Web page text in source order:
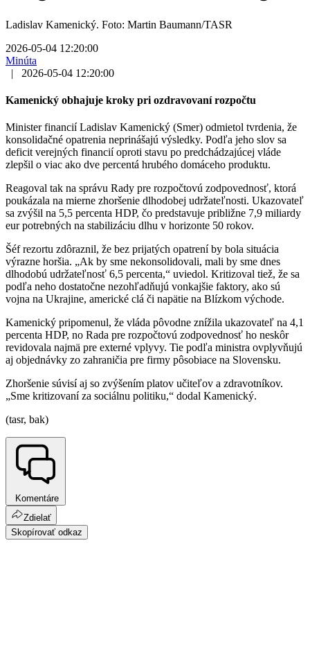
Ladislav Kamenický. Foto: Martin Baumann/TASR
2026-05-04 12:20:00
Minúta
|
2026-05-04 12:20:00
Kamenický obhajuje kroky pri ozdravovaní rozpočtu
Minister financií Ladislav Kamenický (Smer) odmietol tvrdenia, že
konsolidačné opatrenia neprinášajú výsledky. Podľa jeho slov sa
deficit verejných financií oproti stavu po predchádzajúcej vláde
zlepšil o viac ako dve percentá hrubého domáceho produktu.
Reagoval tak na správu Rady pre rozpočtovú zodpovednosť, ktorá
poukázala na mierne zhoršenie dlhodobej udržateľnosti. Ukazovateľ
sa zvýšil na 5,5 percenta HDP, čo predstavuje približne 7,9 miliardy
eur potrebných na stabilizáciu dlhu v horizonte 50 rokov.
Šéf rezortu zdôraznil, že bez prijatých opatrení by bola situácia
výrazne horšia. „Ak by sme nekonsolidovali, mali by sme dnes
dlhodobú udržateľnosť 6,5 percenta,“ uviedol. Kritizoval tiež, že sa
podľa neho dostatočne nezohľadňujú vonkajšie faktory, ako sú
vojna na Ukrajine, americké clá či napätie na Blízkom východe.
Kamenický pripomenul, že vláda pôvodne znížila ukazovateľ na 4,1
percenta HDP, no Rada pre rozpočtovú zodpovednosť ho neskôr
revidovala najmä pre externé vplyvy. Tie podľa ministra ovplyvňujú
aj objednávky zo zahraničia pre firmy pôsobiace na Slovensku.
Zhoršenie súvisí aj so zvýšením platov učiteľov a zdravotníkov.
„Sme kritizovaní za sociálnu politiku,“ dodal Kamenický.
(tasr, bak)
Komentáre
Zdielať
Skopírovať odkaz